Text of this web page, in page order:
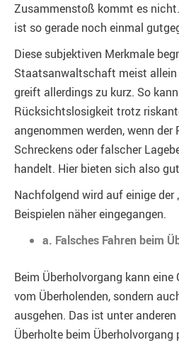
Zusammenstoß kommt es
ist so gerade noch einmal
Diese subjektiven Merkmale
Staatsanwaltschaft meist allein
greift allerdings zu kurz. So
Rücksichtslosigkeit trotz
angenommen werden, wenn der
Schreckens oder falscher
handelt. Hier bieten sich also
Nachfolgend wird auf einige der
Beispielen näher eingegangen.
a. Falsches Fahren beim
Beim Überholvorgang kann
vom Überholenden, sondern
ausgehen. Das ist unter
Überholte beim